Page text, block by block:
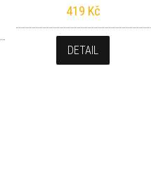
419 Kč
DETAIL